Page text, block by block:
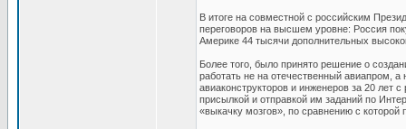
В итоге на совместной с российским
переговоров на высшем уровне: Россия
Америке 44 тысячи дополнительных
Более того, было принято решение о
работать не на отечественный авиапром,
авиаконструкторов и инженеров за 20 лет
присылкой и отправкой им заданий по
«выкачку мозгов», по сравнению с